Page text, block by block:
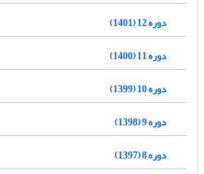
دوره 12 (1401)
دوره 11 (1400)
دوره 10 (1399)
دوره 9 (1398)
دوره 8 (1397)